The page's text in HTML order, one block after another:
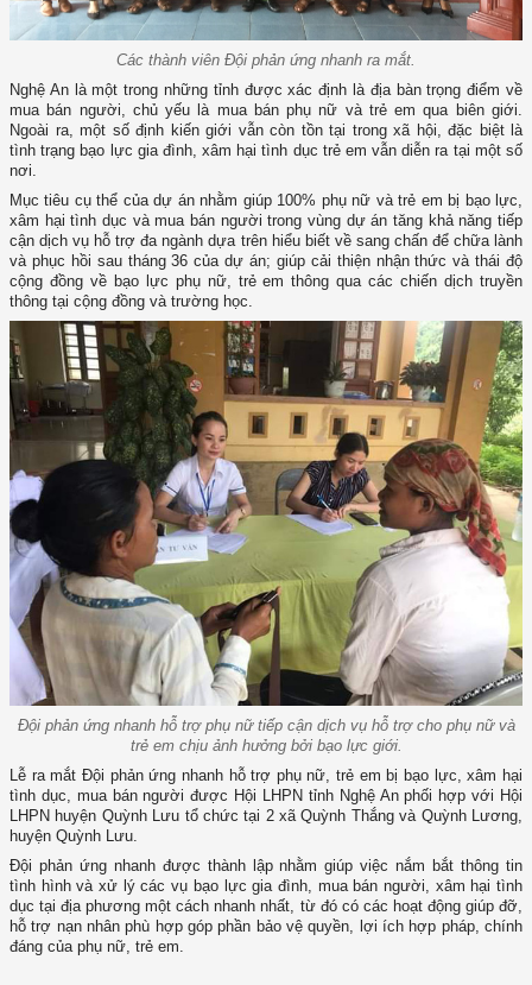
Các thành viên Đội phản ứng nhanh ra mắt.
Nghệ An là một trong những tỉnh được xác định là địa bàn trọng điểm về
mua bán người, chủ yếu là mua bán phụ nữ và trẻ em qua biên giới.
Ngoài ra, một số định kiến giới vẫn còn tồn tại trong xã hội, đặc biệt là
tình trạng bạo lực gia đình, xâm hại tình dục trẻ em vẫn diễn ra tại một số
nơi.
Mục tiêu cụ thể của dự án nhằm giúp 100% phụ nữ và trẻ em bị bạo lực,
xâm hại tình dục và mua bán người trong vùng dự án tăng khả năng tiếp
cận dịch vụ hỗ trợ đa ngành dựa trên hiểu biết về sang chấn để chữa lành
và phục hồi sau tháng 36 của dự án; giúp cải thiện nhận thức và thái độ
cộng đồng về bạo lực phụ nữ, trẻ em thông qua các chiến dịch truyền
thông tại cộng đồng và trường học.
Đội phản ứng nhanh hỗ trợ phụ nữ tiếp cận dịch vụ hỗ trợ cho phụ nữ và
trẻ em chịu ảnh hưởng bởi bạo lực giới.
Lễ ra mắt Đội phản ứng nhanh hỗ trợ phụ nữ, trẻ em bị bạo lực, xâm hại
tình dục, mua bán người được Hội LHPN tỉnh Nghệ An phối hợp với Hội
LHPN huyện Quỳnh Lưu tổ chức tại 2 xã Quỳnh Thắng và Quỳnh Lương,
huyện Quỳnh Lưu.
Đội phản ứng nhanh được thành lập nhằm giúp việc nắm bắt thông tin
tình hình và xử lý các vụ bạo lực gia đình, mua bán người, xâm hại tình
dục tại địa phương một cách nhanh nhất, từ đó có các hoạt động giúp đỡ,
hỗ trợ nạn nhân phù hợp góp phần bảo vệ quyền, lợi ích hợp pháp, chính
đáng của phụ nữ, trẻ em.